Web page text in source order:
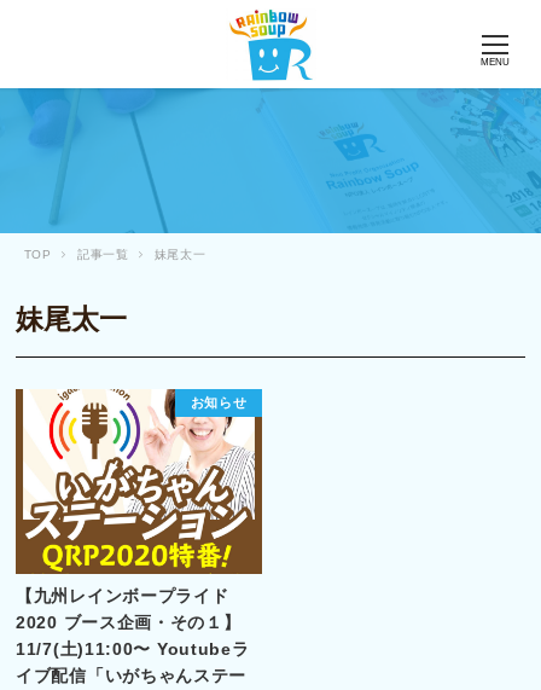
MENU
TOP 記事一覧 妹尾太一
妹尾太一
お知らせ
【九州レインボープライド
2020 ブース企画・その１】
11/7(土)11:00〜 Youtubeラ
イブ配信「いがちゃんステー